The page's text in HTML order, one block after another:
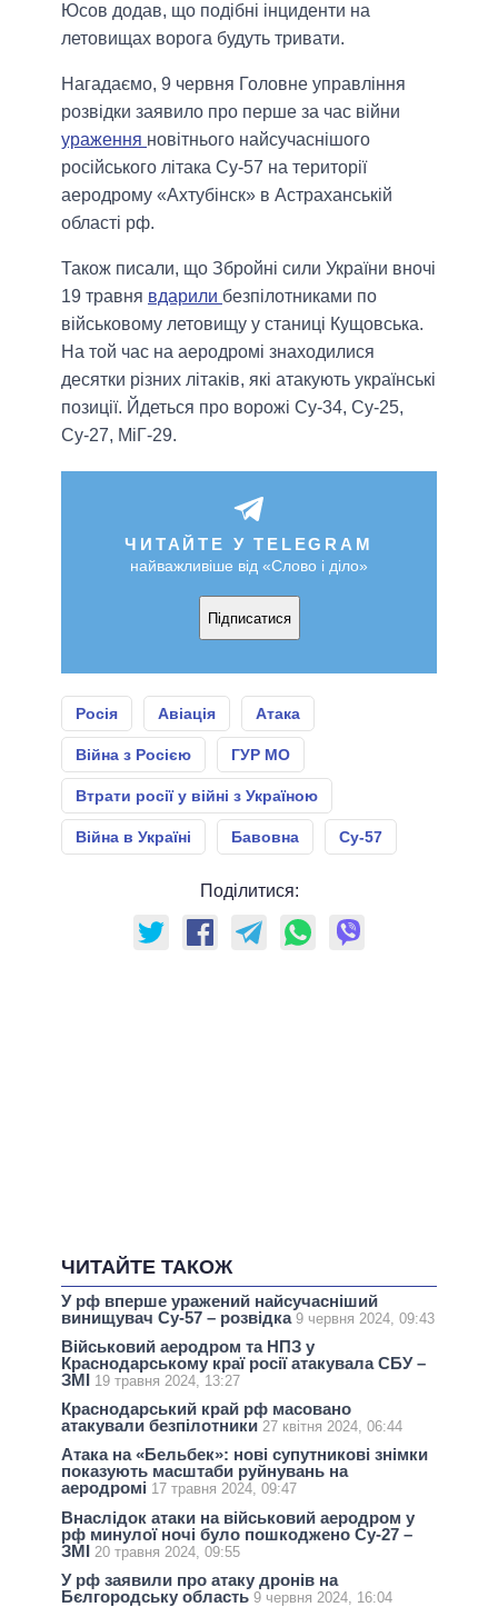
Юсов додав, що подібні інциденти на
летовищах ворога будуть тривати.
Нагадаємо, 9 червня Головне управління
розвідки заявило про перше за час війни
ураження новітнього найсучаснішого
російського літака Су-57 на території
аеродрому «Ахтубінск» в Астраханській
області рф.
Також писали, що Збройні сили України вночі
19 травня вдарили безпілотниками по
військовому летовищу у станиці Кущовська.
На той час на аеродромі знаходилися
десятки різних літаків, які атакують українські
позиції. Йдеться про ворожі Су-34, Су-25,
Су-27, МіГ-29.
ЧИТАЙТЕ У TELEGRAM
найважливіше від «Слово і діло»
Підписатися
Росія Авіація Атака
Війна з Росією ГУР МО
Втрати росії у війні з Україною
Війна в Україні Бавовна Су-57
Поділитися:
ЧИТАЙТЕ ТАКОЖ
У рф вперше уражений найсучасніший
винищувач Су-57 – розвідка 9 червня 2024, 09:43
Військовий аеродром та НПЗ у
Краснодарському краї росії атакувала СБУ –
ЗМІ 19 травня 2024, 13:27
Краснодарський край рф масовано
атакували безпілотники 27 квітня 2024, 06:44
Атака на «Бельбек»: нові супутникові знімки
показують масштаби руйнувань на
аеродромі 17 травня 2024, 09:47
Внаслідок атаки на військовий аеродром у
рф минулої ночі було пошкоджено Су-27 –
ЗМІ 20 травня 2024, 09:55
У рф заявили про атаку дронів на
Бєлгородську область 9 червня 2024, 16:04